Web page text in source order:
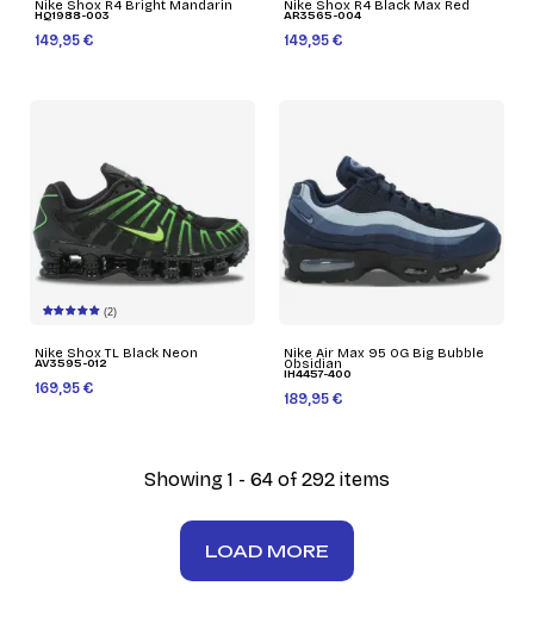
Nike Shox R4 Bright Mandarin
HQ1988-003
149,95 €
Nike Shox R4 Black Max Red
AR3565-004
149,95 €
(2)
Nike Shox TL Black Neon
AV3595-012
169,95 €
Nike Air Max 95 OG Big Bubble
Obsidian
IH4457-400
189,95 €
Showing 1 - 64 of 292 items
LOAD MORE